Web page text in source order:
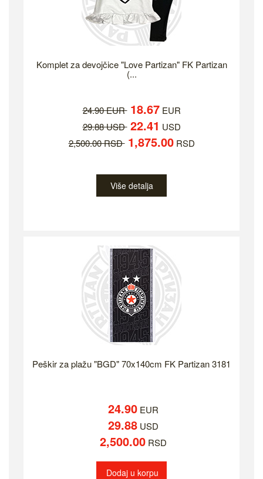
Komplet za devojčice "Love Partizan" FK Partizan
(...
24.90 EUR 18.67EUR
29.88 USD 22.41 USD
2,500.00 RSD 1,875.00RSD
Više detalja
Peškir za plažu "BGD" 70x140cm FK Partizan 3181
24.90EUR
29.88USD
2,500.00RSD
Dodaj u korpu